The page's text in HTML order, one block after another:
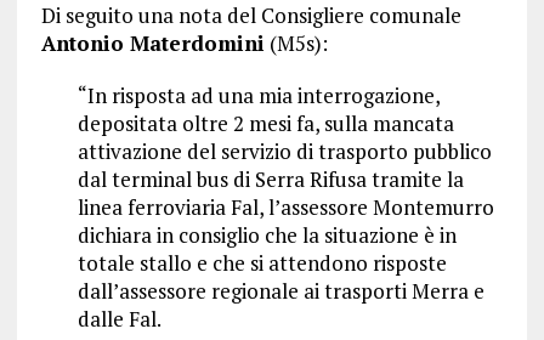
Di seguito una nota del Consigliere comunale
Antonio Materdomini (M5s):
“In risposta ad una mia interrogazione,
depositata oltre 2 mesi fa, sulla mancata
attivazione del servizio di trasporto pubblico
dal terminal bus di Serra Rifusa tramite la
linea ferroviaria Fal, l’assessore Montemurro
dichiara in consiglio che la situazione è in
totale stallo e che si attendono risposte
dall’assessore regionale ai trasporti Merra e
dalle Fal.